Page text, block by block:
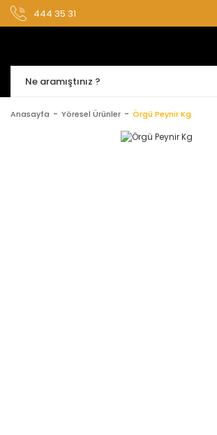
444 35 31
Anasayfa Yöresel Ürünler Örgü Peynir Kg